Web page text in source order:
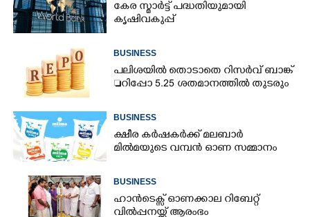
കേര സ്മാർട്ട് പദ്ധതിയുമായി
കൃഷിവകുപ്പ്
BUSINESS
പലിശയിൽ തൊടാതെ റിസർവ് ബാങ്ക്
റിപ്പോ 5.25 ശതമാനത്തിൽ തുടരും
BUSINESS
ക്ഷീര കർഷകർക്ക് മലബാർ
മിൽമയുടെ വമ്പൻ ഓണ സമ്മാനം
BUSINESS
ഹാൻടെക്സ് ഓണക്കാല റിബേറ്റ്
വിൽപ്പനയ്ക്ക് ആരംഭം